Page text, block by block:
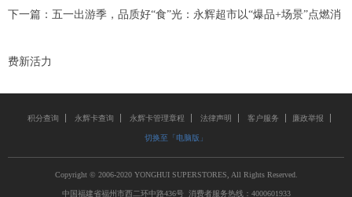
下一篇： 五一出游季，品质好“食”光：永辉超市以“爆品+场景”点燃消
费新活力
积分查询 永辉卡查询 永辉卡管理章程 法律声明 客户服务 廉政举报
切换至「电脑版」
Copyright © 2006-2020 YONGHUI SUPERSTORES, All Rights Reserved.
中国福建省福州市西二环中路436号 消费者服务热线：4000601933